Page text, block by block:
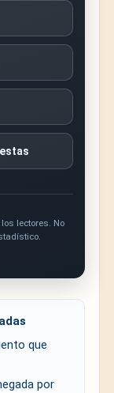
lectores. No
que
por